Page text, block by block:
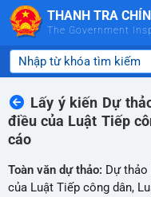
Skip to Main Content
THANH TRA
The Government
Lấy ý kiến Dự
điều của Luật Tiếp
cáo
Toàn văn dự thảo: Dự
của Luật Tiếp công dân,